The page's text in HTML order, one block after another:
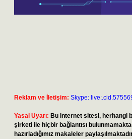
Reklam ve İletişim: Skype:
Yasal Uyarı: Bu internet sitesi, herhangi
şirketi ile hiçbir bağlantısı
hazırladığımız makaleler